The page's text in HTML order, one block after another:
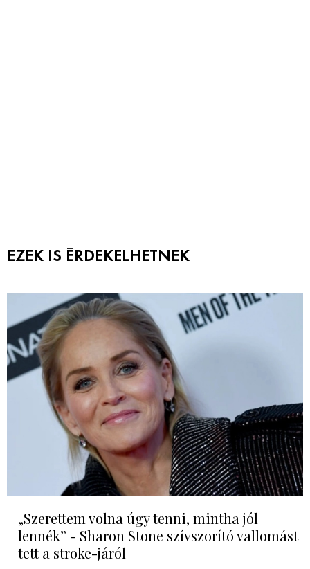
EZEK IS ÉRDEKELHETNEK
„Szerettem volna úgy tenni, mintha jól
lennék” - Sharon Stone szívszorító vallomást
tett a stroke-járól